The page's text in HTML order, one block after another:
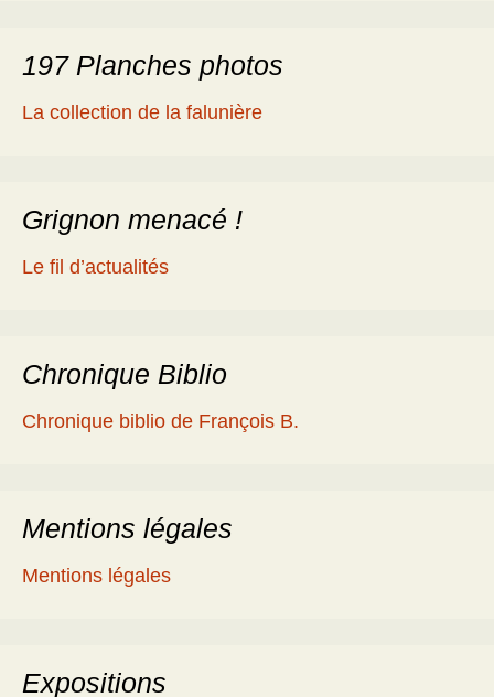
197 Planches photos
La collection de la falunière
Grignon menacé !
Le fil d’actualités
Chronique Biblio
Chronique biblio de François B.
Mentions légales
Mentions légales
Expositions